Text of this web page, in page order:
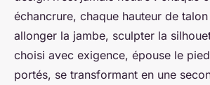
échancrure, chaque hauteur de
allonger la jambe, sculpter la
choisi avec exigence, épouse le
portés, se transformant en une